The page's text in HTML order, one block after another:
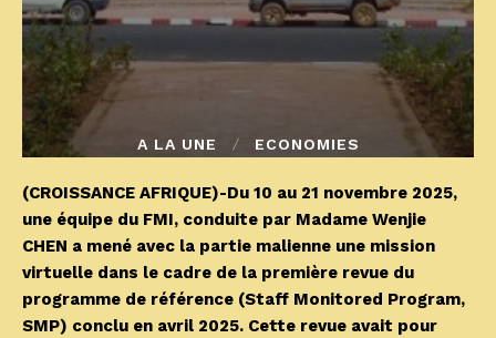
A LA UNE ECONOMIES
(CROISSANCE AFRIQUE)-Du 10 au 21 novembre 2025,
une équipe du FMI, conduite par Madame Wenjie
CHEN a mené avec la partie malienne une mission
virtuelle dans le cadre de la première revue du
programme de référence (Staff Monitored Program,
SMP) conclu en avril 2025. Cette revue avait pour